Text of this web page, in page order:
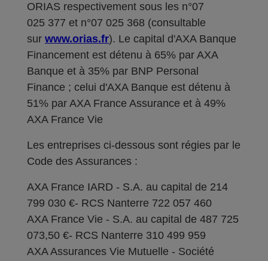
ORIAS respectivement sous les n°07
025 377 et n°07 025 368 (consultable
sur www.orias.fr). Le capital d'AXA Banque
Financement est détenu à 65% par AXA
Banque et à 35% par BNP Personal
Finance ; celui d'AXA Banque est détenu à
51% par AXA France Assurance et à 49%
AXA France Vie
Les entreprises ci-dessous sont régies par le
Code des Assurances :
AXA France IARD - S.A. au capital de 214
799 030 €- RCS Nanterre 722 057 460
AXA France Vie - S.A. au capital de 487 725
073,50 €- RCS Nanterre 310 499 959
AXA Assurances Vie Mutuelle - Société